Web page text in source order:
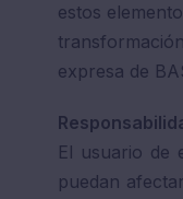
estos
expresa de
El usuario de
puedan